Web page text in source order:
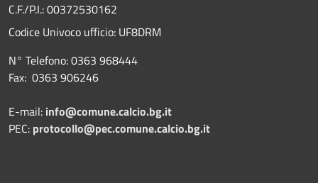
C.F./P.I.: 00372530162
Codice Univoco ufficio: UF8DRM
N° Telefono: 0363 968444
Fax: 0363 906246
E-mail: info@comune.calcio.bg.it
PEC: protocollo@pec.comune.calcio.bg.it